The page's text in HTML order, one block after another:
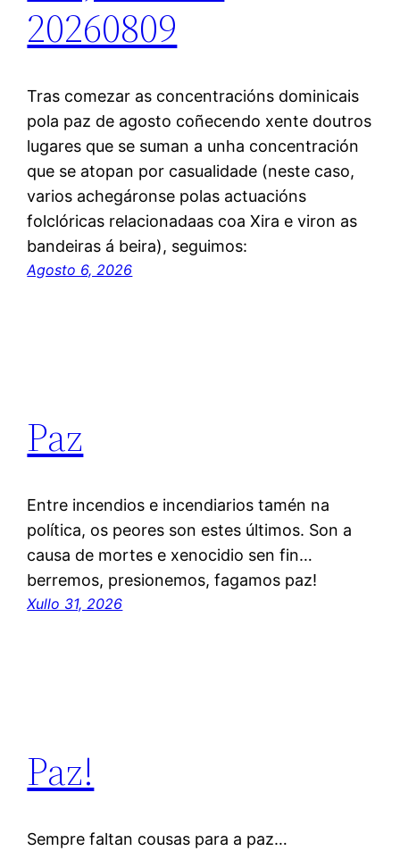
20260809
Tras comezar as concentracións dominicais
pola paz de agosto coñecendo xente doutros
lugares que se suman a unha concentración
que se atopan por casualidade (neste caso,
varios achegáronse polas actuacións
folclóricas relacionadaas coa Xira e viron as
bandeiras á beira), seguimos:
Agosto 6, 2026
Paz
Entre incendios e incendiarios tamén na
política, os peores son estes últimos. Son a
causa de mortes e xenocidio sen fin…
berremos, presionemos, fagamos paz!
Xullo 31, 2026
Paz!
Sempre faltan cousas para a paz…